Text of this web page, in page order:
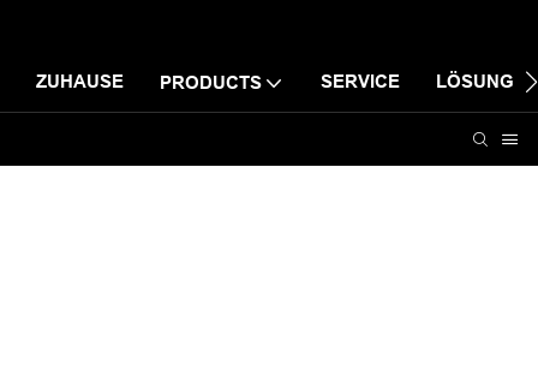
ZUHAUSE PRODUCTS SERVICE LÖSUNG